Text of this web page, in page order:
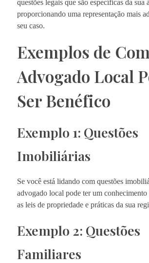
questões legais que são específicas da sua
proporcionando uma representação mais
seu caso.
Exemplos de
Advogado Local
Ser Benéfico
Exemplo 1: Questões
Imobiliárias
Se você está lidando com questões
advogado local pode ter um conhecimento
as leis de propriedade e práticas da sua
Exemplo 2: Questões
Familiares